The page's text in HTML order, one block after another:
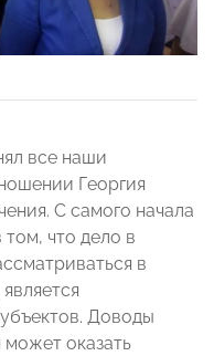
все наши
Георгия
С самого начала
что дело в
в
Доводы
может оказать